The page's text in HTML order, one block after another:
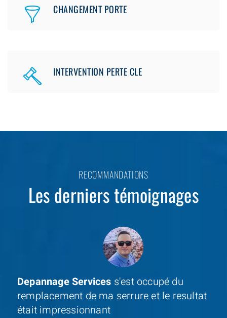
CHANGEMENT PORTE
INTERVENTION PERTE CLE
RECOMMANDATIONS
Les derniers témoignages
Depannage Servicess'est occupé du
remplacement de ma serrure et le resultat
était impressionnant